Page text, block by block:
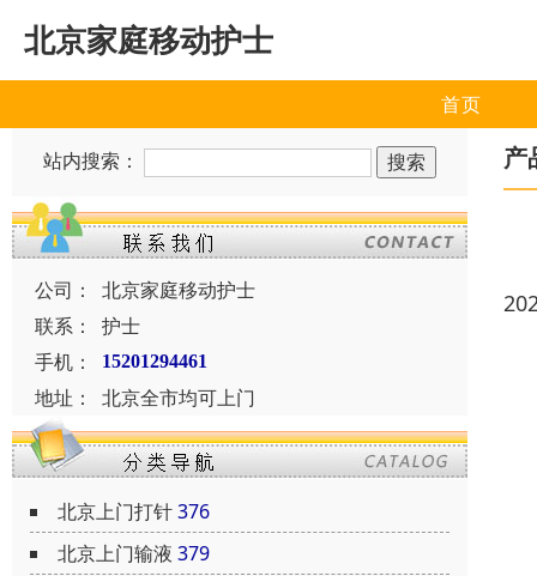
北京家庭移动护士
首页
站内搜索：
公司：
北京家庭移动护士
联系：
护士
手机：
15201294461
地址： 北京全市均可上门
北京上门打针376
北京上门输液 379
产